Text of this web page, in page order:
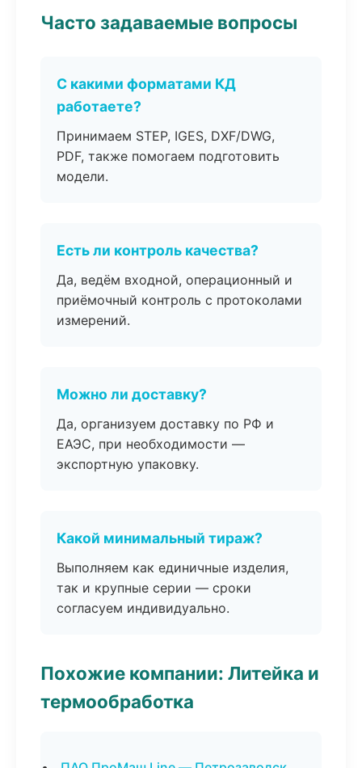
Часто задаваемые вопросы
С какими форматами КД
работаете?
Принимаем STEP, IGES, DXF/DWG,
PDF, также помогаем подготовить
модели.
Есть ли контроль качества?
Да, ведём входной, операционный и
приёмочный контроль с протоколами
измерений.
Можно ли доставку?
Да, организуем доставку по РФ и
ЕАЭС, при необходимости —
экспортную упаковку.
Какой минимальный тираж?
Выполняем как единичные изделия,
так и крупные серии — сроки
согласуем индивидуально.
Похожие компании: Литейка и
термообработка